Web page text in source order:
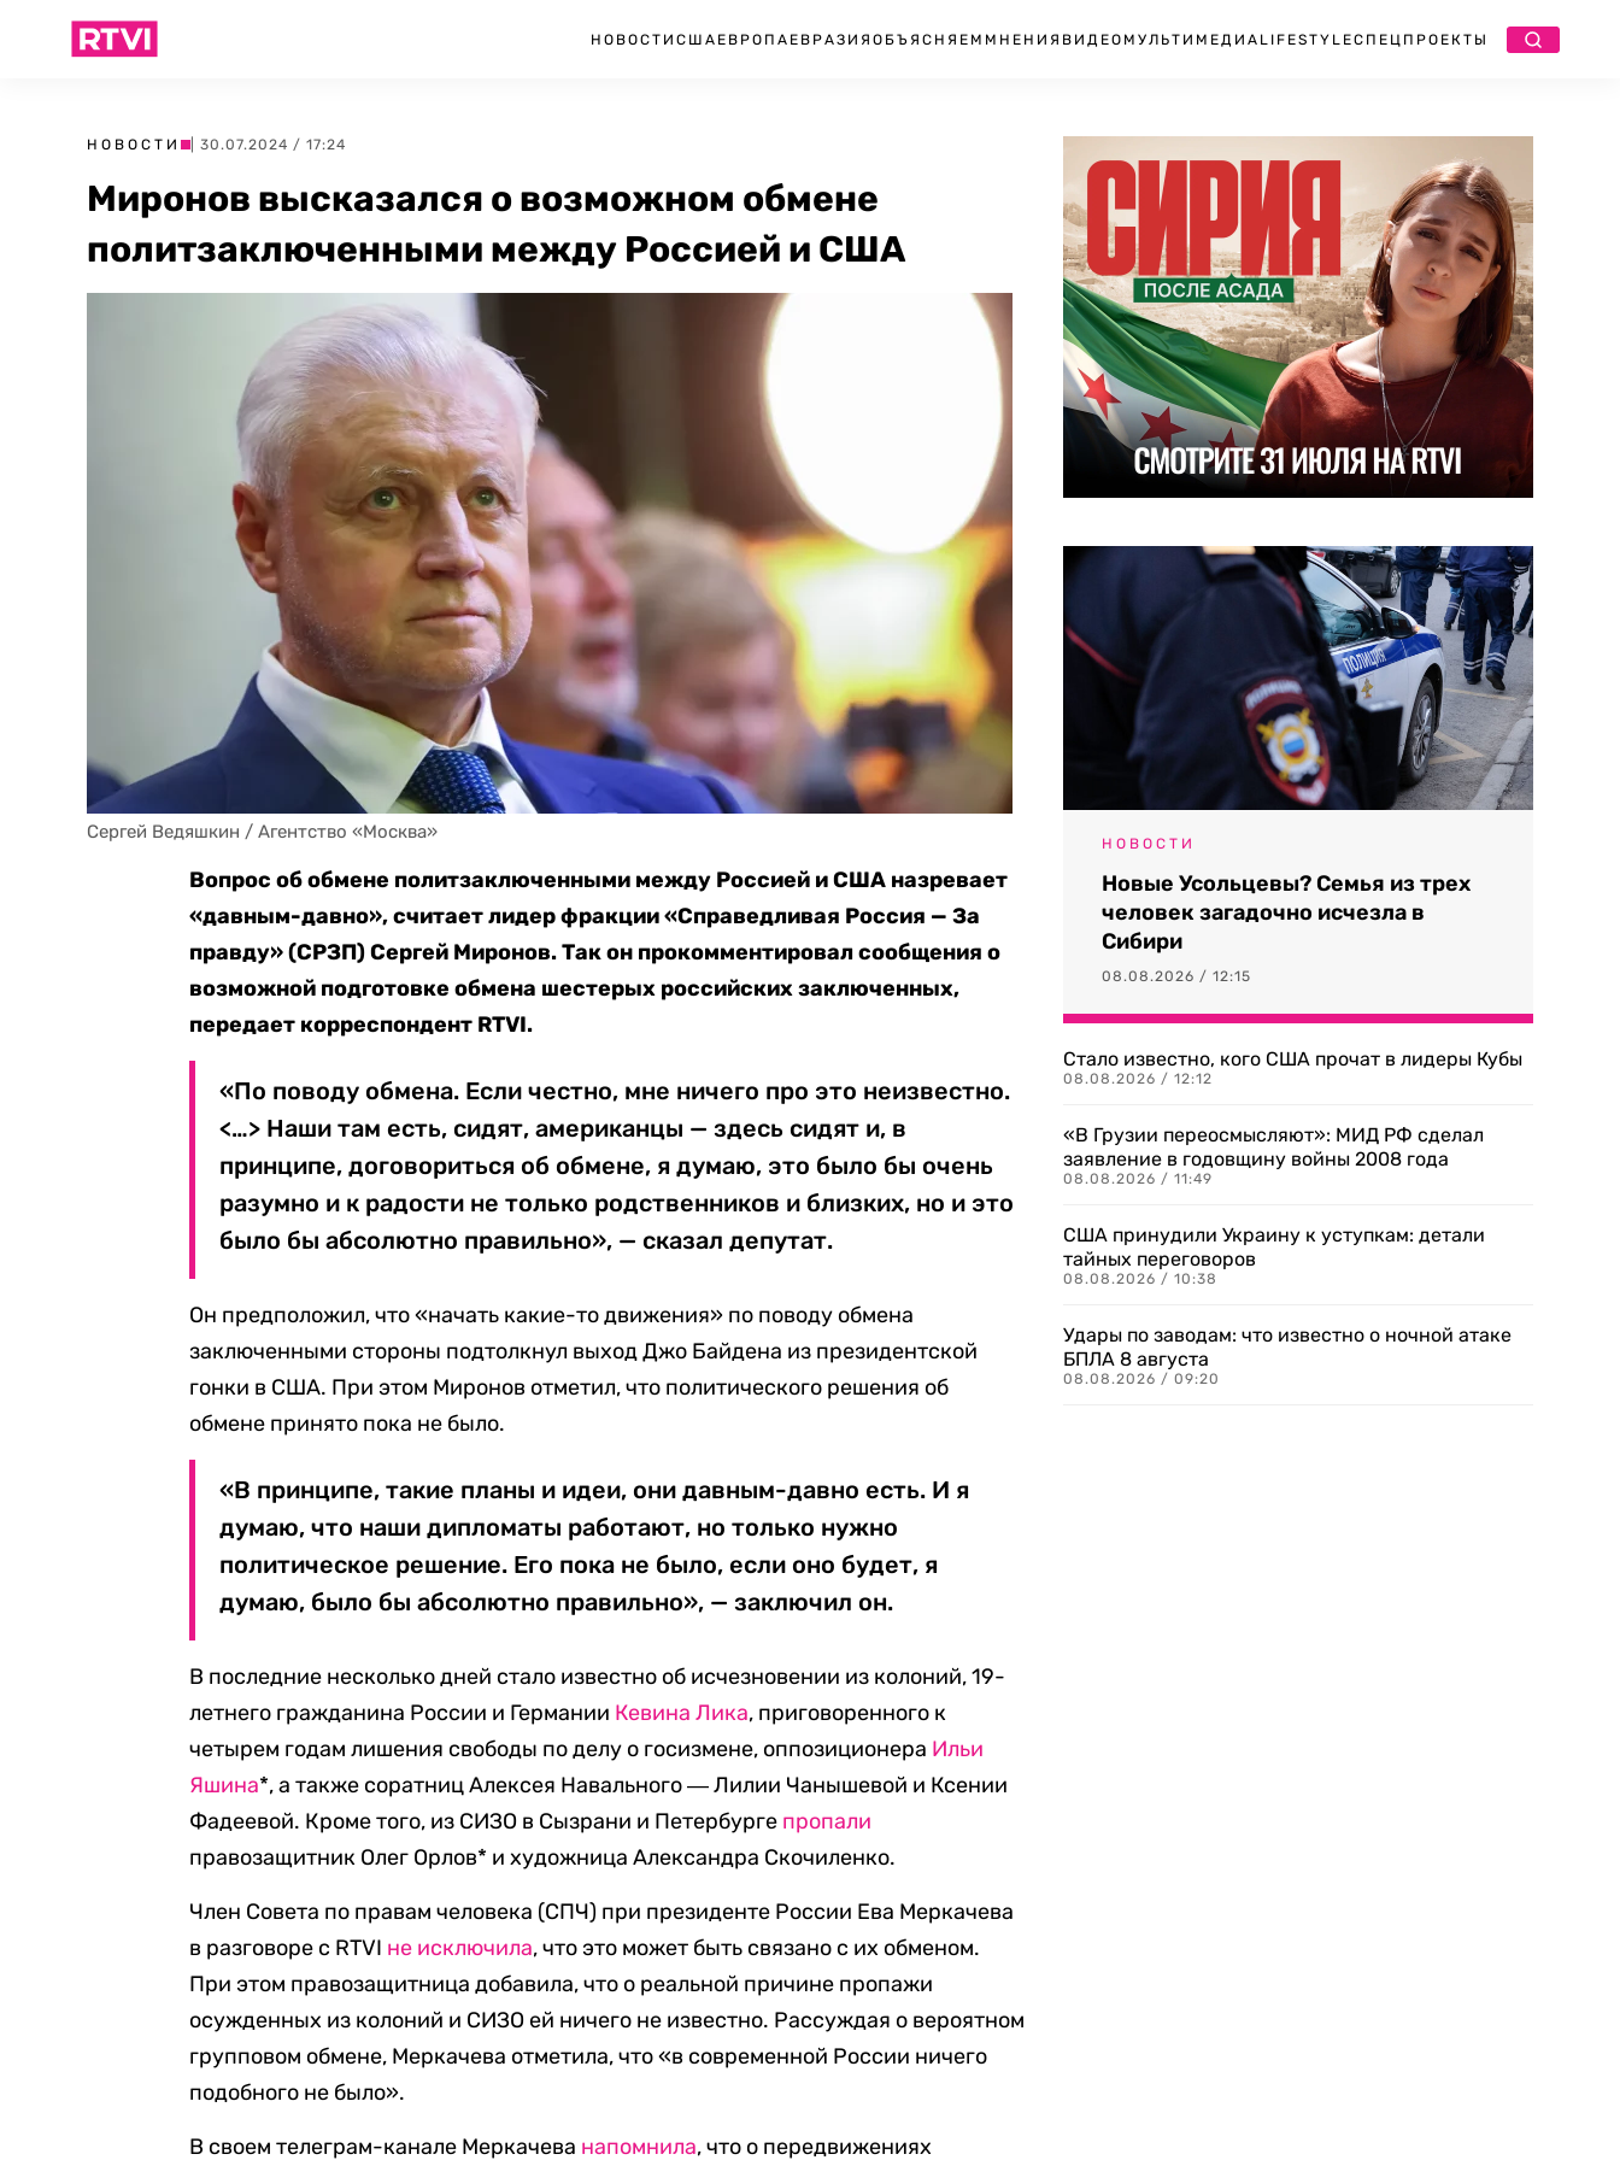
НОВОСТИ США ЕВРОПА ЕВРАЗИЯ ОБЪЯСНЯЕМ МНЕНИЯ ВИДЕО МУЛЬТИМЕДИА LIFESTYLEСПЕЦПРОЕКТЫ
НОВОСТИ | 30.07.2024 / 17:24
Миронов высказался о возможном обмене
политзаключенными между Россией и США
Сергей Ведяшкин / Агентство «Москва»
Вопрос об обмене политзаключенными между Россией и США назревает
«давным-давно», считает лидер фракции «Справедливая Россия — За
правду» (СРЗП) Сергей Миронов. Так он прокомментировал сообщения о
возможной подготовке обмена шестерых российских заключенных,
передает корреспондент RTVI.
«По поводу обмена. Если честно, мне ничего про это неизвестно.
<…> Наши там есть, сидят, американцы — здесь сидят и, в
принципе, договориться об обмене, я думаю, это было бы очень
разумно и к радости не только родственников и близких, но и это
было бы абсолютно правильно», — сказал депутат.
Он предположил, что «начать какие-то движения» по поводу обмена
заключенными стороны подтолкнул выход Джо Байдена из президентской
гонки в США. При этом Миронов отметил, что политического решения об
обмене принято пока не было.
«В принципе, такие планы и идеи, они давным-давно есть. И я
думаю, что наши дипломаты работают, но только нужно
политическое решение. Его пока не было, если оно будет, я
думаю, было бы абсолютно правильно», — заключил он.
В последние несколько дней стало известно об исчезновении из колоний, 19-
летнего гражданина России и Германии Кевина Лика, приговоренного к
четырем годам лишения свободы по делу о госизмене, оппозиционера Ильи
Яшина*, а также соратниц Алексея Навального ― Лилии Чанышевой и Ксении
Фадеевой. Кроме того, из СИЗО в Сызрани и Петербурге пропали
правозащитник Олег Орлов* и художница Александра Скочиленко.
Член Совета по правам человека (СПЧ) при президенте России Ева Меркачева
в разговоре с RTVI не исключила, что это может быть связано с их обменом.
При этом правозащитница добавила, что о реальной причине пропажи
осужденных из колоний и СИЗО ей ничего не известно. Рассуждая о вероятном
групповом обмене, Меркачева отметила, что «в современной России ничего
подобного не было».
В своем телеграм-канале Меркачева напомнила, что о передвижениях
НОВОСТИ
Новые Усольцевы? Семья из трех
человек загадочно исчезла в
Сибири
08.08.2026 / 12:15
Стало известно, кого США прочат в лидеры Кубы
08.08.2026 / 12:12
«В Грузии переосмысляют»: МИД РФ сделал
заявление в годовщину войны 2008 года
08.08.2026 / 11:49
США принудили Украину к уступкам: детали
тайных переговоров
08.08.2026 / 10:38
Удары по заводам: что известно о ночной атаке
БПЛА 8 августа
08.08.2026 / 09:20